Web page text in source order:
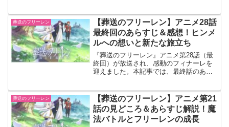
ンジョンに挑みますが、果たしてフリー
レンたちはどのように進むのか？また、
複製体との戦いが始まり、緊張感が高ま
る展開に！この記事では、23話のストー
リーをネタバレありでまとめますので、
未視聴の方はご注意ください。
葬送のフリーレン
【葬送のフリーレン】アニメ28話
最終回のあらすじ＆感想！ヒンメ
ルへの想いと新たな旅立ち
『葬送のフリーレン』アニメ第28話（最
終回）が放送され、感動のフィナーレを
迎えました。本記事では、最終話のあら
言葉を胸に新たな旅へと踏み出すフリー
レンたち。涙なしには語れないラスト
を、一緒に振り返りましょう。
葬送のフリーレン
【葬送のフリーレン】アニメ第21
話の見どころ＆あらすじ解説！魔
法バトルとフリーレンの成長